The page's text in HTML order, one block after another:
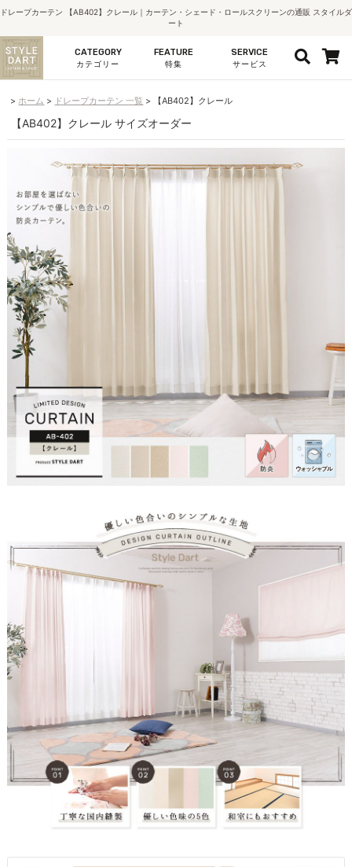
ドレープカーテン 【AB402】クレール｜カーテン・シェード・ロールスクリーンの通販 スタイルダ
ート
CATEGORY
カテゴリー
FEATURE
特集
SERVICE
サービス
ホーム ドレープカーテン 一覧 【AB402】クレール
【AB402】クレール サイズオーダー